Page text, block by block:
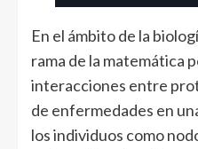
En el ámbito de la
rama de la matemática
interacciones entre
de enfermedades en
los individuos como